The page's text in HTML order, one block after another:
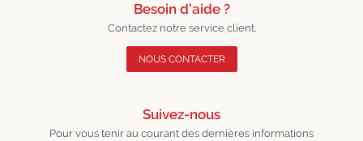
Besoin d’aide ?
Contactez notre service client.
NOUS CONTACTER
Suivez-nous
Pour vous tenir au courant des dernières informations